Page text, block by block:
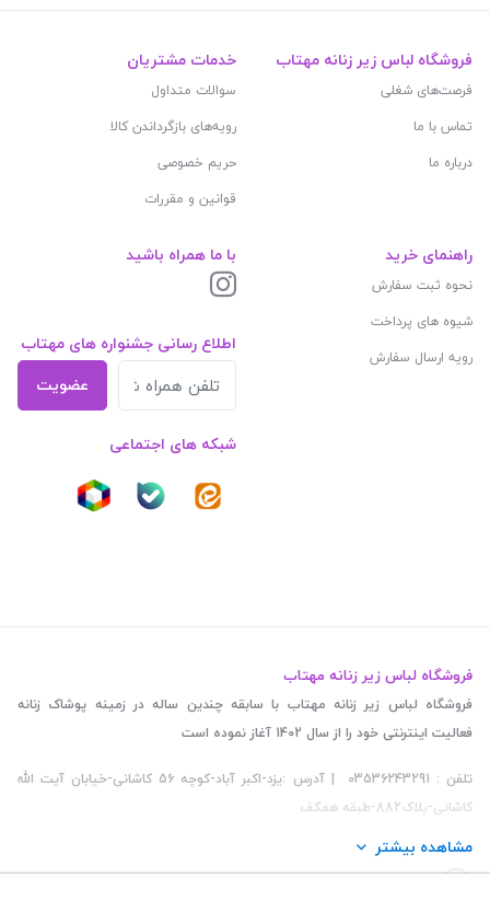
فروشگاه لباس زیر زنانه مهتاب
فرصت‌های شغلی
تماس با ما
درباره ما
خدمات مشتریان
سوالات متداول
رویه‌های بازگرداندن کالا
حریم خصوصی
قوانین و مقررات
راهنمای خرید
نحوه ثبت سفارش
شیوه های پرداخت
رویه ارسال سفارش
با ما همراه باشید
اطلاع رسانی جشنواره های مهتاب
عضویت
شبکه های اجتماعی
فروشگاه لباس زیر زنانه مهتاب
فروشگاه لباس زیر زنانه مهتاب با سابقه چندین ساله در زمینه پوشاک زنانه
فعالیت اینترنتی خود را از سال 1402 آغاز نموده است
تلفن : 03536243291 | آدرس :یزد-اکبر آباد-کوچه 56 کاشانی-خیابان آیت الله
کاشانی-پلاک882-طبقه همکف
مشاهده بیشتر